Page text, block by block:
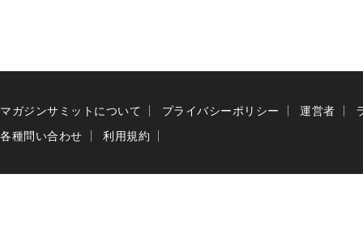
マガジンサミットについて プライバシーポリシー 運営者
各種問い合わせ
利用規約